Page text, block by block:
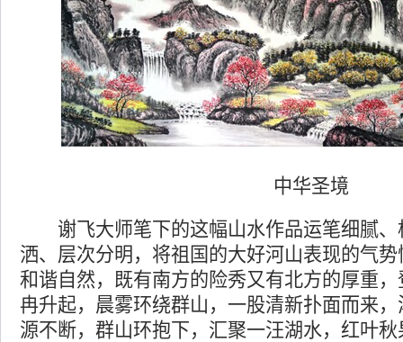
中华圣境
谢飞大师笔下的这幅山水作品运笔细腻、
洒、层次分明，将祖国的大好河山表现的气
和谐自然，既有南方的险秀又有北方的厚重
冉升起，晨雾环绕群山，一股清新扑面而来
源不断，群山环抱下，汇聚一汪湖水，红叶